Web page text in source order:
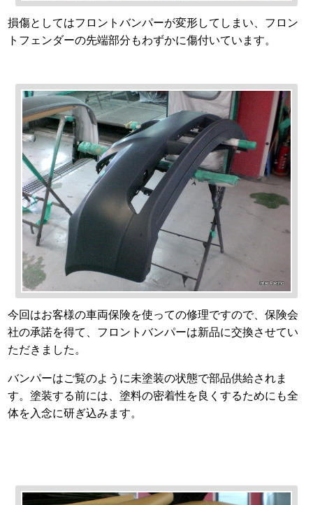
損傷としてはフロントバンパーが変形してしまい、フロン
トフェンダーの先端部分もわずかに傷付いています。
今回はお客様の車両保険を使っての修理ですので、保険会
社の承諾を得て、フロントバンパーは新品に交換させてい
ただきました。
バンパーはご覧のように未塗装の状態で部品供給されま
す。塗装する前には、塗料の密着性を良くするためにも全
体を入念に研ぎ込みます。